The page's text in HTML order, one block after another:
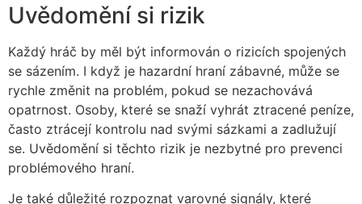
Uvědomění si rizik
Každý hráč by měl být informován o rizicích spojených
se sázením. I když je hazardní hraní zábavné, může se
rychle změnit na problém, pokud se nezachovává
opatrnost. Osoby, které se snaží vyhrát ztracené peníze,
často ztrácejí kontrolu nad svými sázkami a zadlužují
se. Uvědomění si těchto rizik je nezbytné pro prevenci
problémového hraní.
Je také důležité rozpoznat varovné signály, které